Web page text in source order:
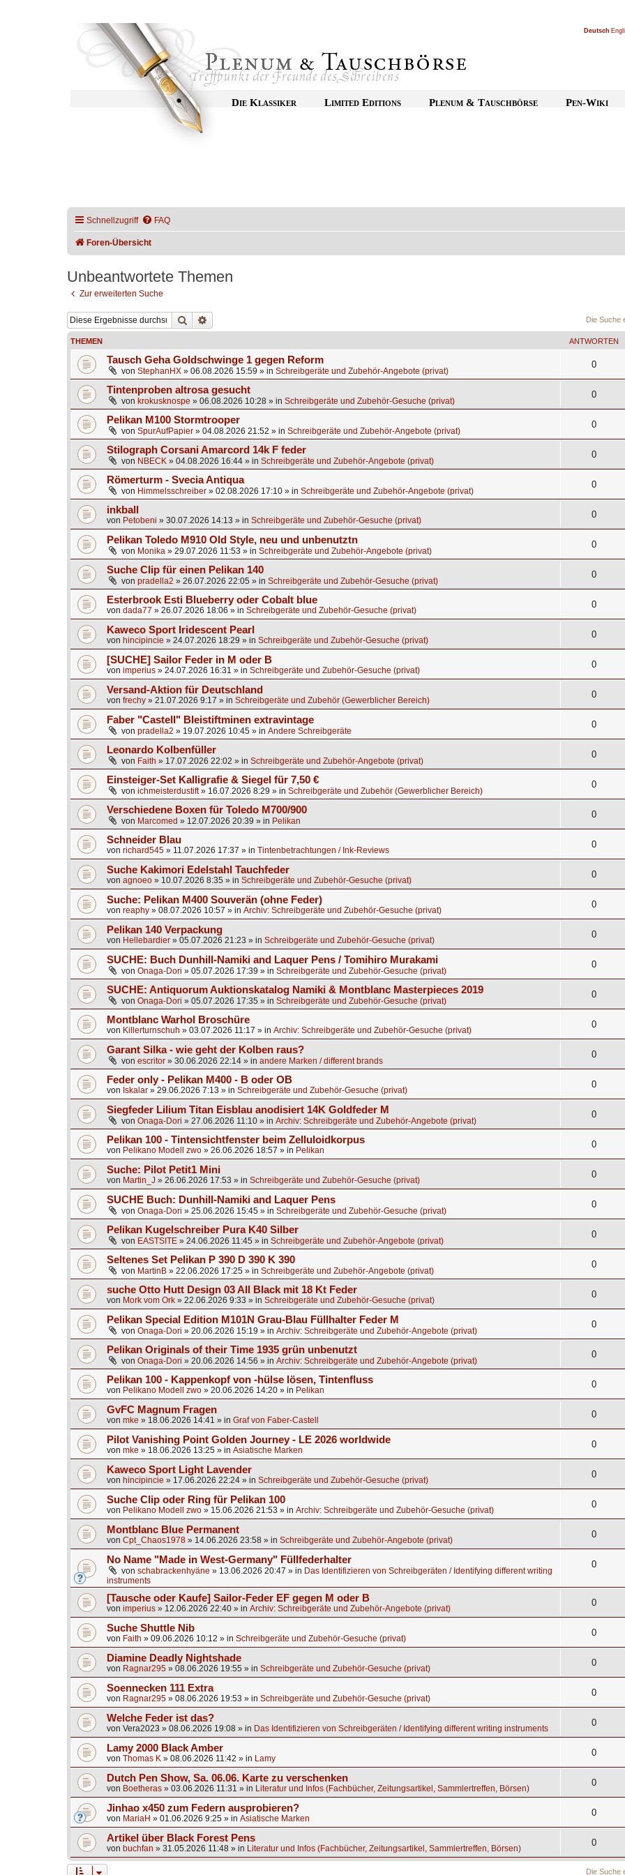
Deutsch
Die Klassiker Limited Editions Plenum & Tauschbörse Pen-Wiki
Schnellzugriff FAQ
Foren-Übersicht
Unbeantwortete Themen
Zur erweiterten Suche
Suche Die Suche
THEMEN ANTWORTEN
Tausch Geha Goldschwinge 1 gegen Reform
von StephanHX » 06.08.2026 15:59 » in Schreibgeräte und Zubehör-Angebote (privat)
0
Tintenproben altrosa gesucht
von krokusknospe » 06.08.2026 10:28 » in Schreibgeräte und Zubehör-Gesuche (privat)
0
Pelikan M100 Stormtrooper
von SpurAufPapier » 04.08.2026 21:52 » in Schreibgeräte und Zubehör-Angebote (privat)
0
Stilograph Corsani Amarcord 14k F feder
von NBECK » 04.08.2026 16:44 » in Schreibgeräte und Zubehör-Angebote (privat)
0
Römerturm - Svecia Antiqua
von Himmelsschreiber » 02.08.2026 17:10 » in Schreibgeräte und Zubehör-Angebote (privat)
0
inkball
von Petobeni » 30.07.2026 14:13 » in Schreibgeräte und Zubehör-Gesuche (privat)
0
Pelikan Toledo M910 Old Style, neu und unbenutztn
von Monika » 29.07.2026 11:53 » in Schreibgeräte und Zubehör-Angebote (privat)
0
Suche Clip für einen Pelikan 140
von pradella2 » 26.07.2026 22:05 » in Schreibgeräte und Zubehör-Gesuche (privat)
0
Esterbrook Esti Blueberry oder Cobalt blue
von dada77 » 26.07.2026 18:06 » in Schreibgeräte und Zubehör-Gesuche (privat)
0
Kaweco Sport Iridescent Pearl
von hincipincie » 24.07.2026 18:29 » in Schreibgeräte und Zubehör-Gesuche (privat)
0
[SUCHE] Sailor Feder in M oder B
von imperius » 24.07.2026 16:31 » in Schreibgeräte und Zubehör-Gesuche (privat)
0
Versand-Aktion für Deutschland
von frechy » 21.07.2026 9:17 » in Schreibgeräte und Zubehör (Gewerblicher Bereich)
0
Faber "Castell" Bleistiftminen extravintage
von pradella2 » 19.07.2026 10:45 » in Andere Schreibgeräte
0
Leonardo Kolbenfüller
von Faith » 17.07.2026 22:02 » in Schreibgeräte und Zubehör-Angebote (privat)
0
Einsteiger-Set Kalligrafie & Siegel für 7,50 €
von ichmeisterdustift» 16.07.2026 8:29 » in Schreibgeräte und Zubehör (Gewerblicher Bereich)
0
Verschiedene Boxen für Toledo M700/900
von Marcomed » 12.07.2026 20:39 » in Pelikan
0
Schneider Blau
von richard545 » 11.07.2026 17:37 » in Tintenbetrachtungen / Ink-Reviews
0
Suche Kakimori Edelstahl Tauchfeder
von agnoeo » 10.07.2026 8:35 » in Schreibgeräte und Zubehör-Gesuche (privat)
0
Suche: Pelikan M400 Souverän (ohne Feder)
von reaphy » 08.07.2026 10:57 » in Archiv: Schreibgeräte und Zubehör-Gesuche (privat)
0
Pelikan 140 Verpackung
von Hellebardier » 05.07.2026 21:23 » in Schreibgeräte und Zubehör-Gesuche (privat)
0
SUCHE: Buch Dunhill-Namiki and Laquer Pens / Tomihiro Murakami
von Onaga-Dori » 05.07.2026 17:39 » in Schreibgeräte und Zubehör-Gesuche (privat)
0
SUCHE: Antiquorum Auktionskatalog Namiki & Montblanc Masterpieces 2019
von Onaga-Dori » 05.07.2026 17:35 » in Schreibgeräte und Zubehör-Gesuche (privat)
0
Montblanc Warhol Broschüre
von Killerturnschuh » 03.07.2026 11:17 » in Archiv: Schreibgeräte und Zubehör-Gesuche (privat)
0
Garant Silka - wie geht der Kolben raus?
von escritor » 30.06.2026 22:14 » in andere Marken / different brands
0
Feder only - Pelikan M400 - B oder OB
von Iskalar » 29.06.2026 7:13 » in Schreibgeräte und Zubehör-Gesuche (privat)
0
Siegfeder Lilium Titan Eisblau anodisiert 14K Goldfeder M
von Onaga-Dori » 27.06.2026 11:10 » in Archiv: Schreibgeräte und Zubehör-Angebote (privat)
0
Pelikan 100 - Tintensichtfenster beim Zelluloidkorpus
von Pelikano Modell zwo » 26.06.2026 18:57 » in Pelikan
0
Suche: Pilot Petit1 Mini
von Martin_J » 26.06.2026 17:53 » in Schreibgeräte und Zubehör-Gesuche (privat)
0
SUCHE Buch: Dunhill-Namiki and Laquer Pens
von Onaga-Dori » 25.06.2026 15:45 » in Schreibgeräte und Zubehör-Gesuche (privat)
0
Pelikan Kugelschreiber Pura K40 Silber
von EASTSITE » 24.06.2026 11:45 » in Schreibgeräte und Zubehör-Angebote (privat)
0
Seltenes Set Pelikan P 390 D 390 K 390
von MartinB » 22.06.2026 17:25 » in Schreibgeräte und Zubehör-Angebote (privat)
0
suche Otto Hutt Design 03 All Black mit 18 Kt Feder
von Mork vom Ork » 22.06.2026 9:33 » in Schreibgeräte und Zubehör-Gesuche (privat)
0
Pelikan Special Edition M101N Grau-Blau Füllhalter Feder M
von Onaga-Dori » 20.06.2026 15:19 » in Archiv: Schreibgeräte und Zubehör-Angebote (privat)
0
Pelikan Originals of their Time 1935 grün unbenutzt
von Onaga-Dori » 20.06.2026 14:56 » in Archiv: Schreibgeräte und Zubehör-Angebote (privat)
0
Pelikan 100 - Kappenkopf von -hülse lösen, Tintenfluss
von Pelikano Modell zwo » 20.06.2026 14:20 » in Pelikan
0
GvFC Magnum Fragen
von mke » 18.06.2026 14:41 » in Graf von Faber-Castell
0
Pilot Vanishing Point Golden Journey - LE 2026 worldwide
von mke » 18.06.2026 13:25 » in Asiatische Marken
0
Kaweco Sport Light Lavender
von hincipincie » 17.06.2026 22:24 » in Schreibgeräte und Zubehör-Gesuche (privat)
0
Suche Clip oder Ring für Pelikan 100
von Pelikano Modell zwo » 15.06.2026 21:53 » in Archiv: Schreibgeräte und Zubehör-Gesuche (privat)
0
Montblanc Blue Permanent
von Cpt_Chaos1978 » 14.06.2026 23:58 » in Schreibgeräte und Zubehör-Angebote (privat)
0
No Name "Made in West-Germany" Füllfederhalter
von schabrackenhyäne » 13.06.2026 20:47 » in Das Identifizieren von Schreibgeräten / Identifying different writing
instruments
0
[Tausche oder Kaufe] Sailor-Feder EF gegen M oder B
von imperius » 12.06.2026 22:40 » in Archiv: Schreibgeräte und Zubehör-Angebote (privat)
0
Suche Shuttle Nib
von Faith » 09.06.2026 10:12 » in Schreibgeräte und Zubehör-Gesuche (privat)
0
Diamine Deadly Nightshade
von Ragnar295 » 08.06.2026 19:55 » in Schreibgeräte und Zubehör-Gesuche (privat)
0
Soennecken 111 Extra
von Ragnar295 » 08.06.2026 19:53 » in Schreibgeräte und Zubehör-Gesuche (privat)
0
Welche Feder ist das?
von Vera2023 » 08.06.2026 19:08 » in Das Identifizieren von Schreibgeräten / Identifying different writing instruments
0
Lamy 2000 Black Amber
von Thomas K » 08.06.2026 11:42 » in Lamy
0
Dutch Pen Show, Sa. 06.06. Karte zu verschenken
von Boetheras » 03.06.2026 11:31 » in Literatur und Infos (Fachbücher, Zeitungsartikel, Sammlertreffen, Börsen)
0
Jinhao x450 zum Federn ausprobieren?
von MariaH » 01.06.2026 9:25 » in Asiatische Marken
0
Artikel über Black Forest Pens
von buchfan » 31.05.2026 11:48 » in Literatur und Infos (Fachbücher, Zeitungsartikel, Sammlertreffen, Börsen)
0
Die Suche